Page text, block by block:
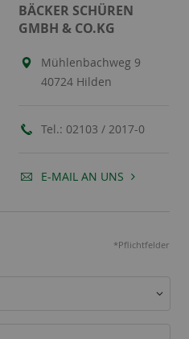
BÄCKER SCHÜREN
GMBH & CO.KG
Mühlenbachweg 9
40724 Hilden
Tel.: 02103 / 2017-0
E-MAIL AN UNS
*Pflichtfelder